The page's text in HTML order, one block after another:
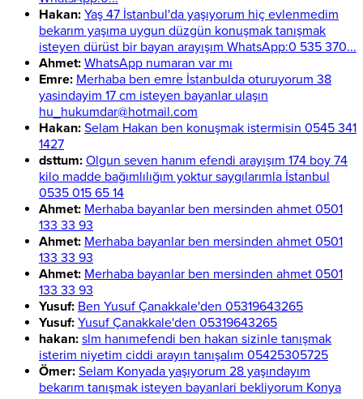
Hakan: Yaş 47 İstanbul'da yaşıyorum hiç evlenmedim
bekarım yaşıma uygun düzgün konuşmak tanışmak
isteyen dürüst bir bayan arayışım WhatsApp:0 535 370...
Ahmet: WhatsApp numaran var mı
Emre: Merhaba ben emre İstanbulda oturuyorum 38
yasindayim 17 cm isteyen bayanlar ulaşın
hu_hukumdar@hotmail.com
Hakan: Selam Hakan ben konuşmak istermisin 0545 341
1427
dsttum: Olgun seven hanım efendi arayışım 174 boy 74
kilo madde bağımlılığım yoktur saygılarımla İstanbul
0535 015 65 14
Ahmet: Merhaba bayanlar ben mersinden ahmet 0501
133 33 93
Ahmet: Merhaba bayanlar ben mersinden ahmet 0501
133 33 93
Ahmet: Merhaba bayanlar ben mersinden ahmet 0501
133 33 93
Yusuf: Ben Yusuf Çanakkale'den 05319643265
Yusuf: Yusuf Çanakkale'den 05319643265
hakan: slm hanımefendi ben hakan sizinle tanışmak
isterim niyetim ciddi arayın tanışalım 05425305725
Ömer: Selam Konyada yaşıyorum 28 yaşındayım
bekarım tanışmak isteyen bayanlari bekliyorum Konya